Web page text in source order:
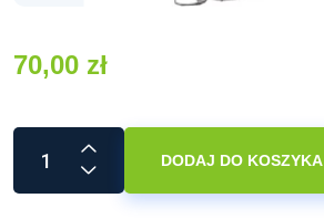
70,00 zł
DODAJ DO KOSZYKA